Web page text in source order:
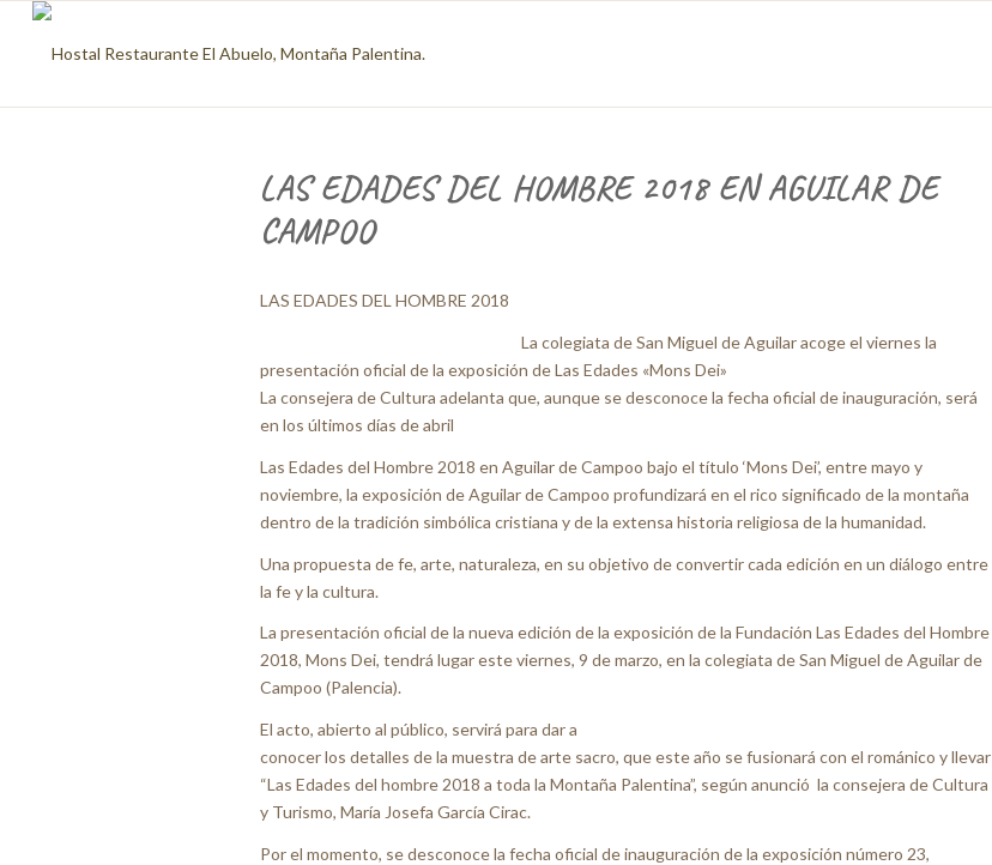
LAS EDADES DEL HOMBRE 2018 EN AGUILAR DE
CAMPOO
LAS EDADES DEL HOMBRE 2018
La colegiata de San Miguel de Aguilar acoge el viernes la
presentación oficial de la exposición de Las Edades «Mons Dei»
La consejera de Cultura adelanta que, aunque se desconoce la fecha oficial de inauguración, será
en los últimos días de abril
Las Edades del Hombre 2018 en Aguilar de Campoo bajo el título ‘Mons Dei’, entre mayo y
noviembre, la exposición de Aguilar de Campoo profundizará en el rico significado de la montaña
dentro de la tradición simbólica cristiana y de la extensa historia religiosa de la humanidad.
Una propuesta de fe, arte, naturaleza, en su objetivo de convertir cada edición en un diálogo entre
la fe y la cultura.
La presentación oficial de la nueva edición de la exposición de la Fundación Las Edades del Hombre
2018, Mons Dei, tendrá lugar este viernes, 9 de marzo, en la colegiata de San Miguel de Aguilar de
Campoo (Palencia).
El acto, abierto al público, servirá para dar a
conocer los detalles de la muestra de arte sacro, que este año se fusionará con el románico y llevar
“Las Edades del hombre 2018 a toda la Montaña Palentina”, según anunció la consejera de Cultura
y Turismo, María Josefa García Cirac.
Por el momento, se desconoce la fecha oficial de inauguración de la exposición número 23,